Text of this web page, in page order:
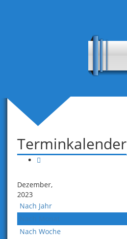
Terminkalender
Dezember,
2023
Nach Jahr
Nach Woche